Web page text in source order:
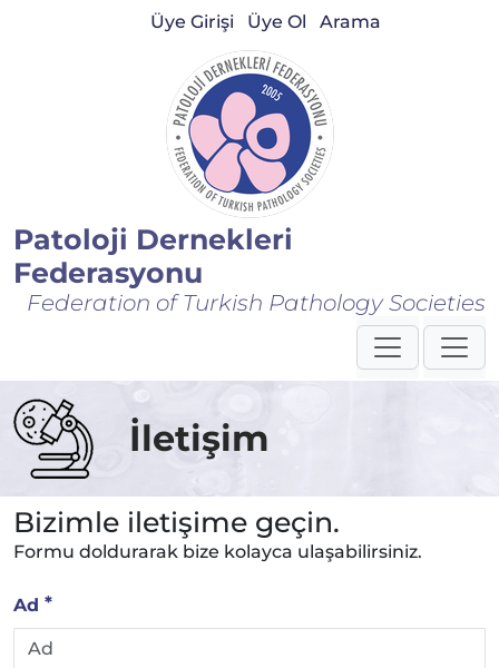
Patoloji Dernekleri
Federasyonu
Federation of Turkish Pathology Societies
Üye Girişi Üye Ol Arama
İletişim
Bizimle iletişime geçin.
Formu doldurarak bize kolayca ulaşabilirsiniz.
Ad